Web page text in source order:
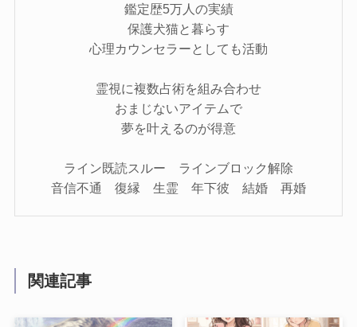
鑑定歴5万人の実績
保護犬猫と暮らす
心理カウンセラーとしても活動
霊視に複数占術を組み合わせ
おまじないアイテムで
夢を叶えるのが得意
ライン既読スルー ラインブロック解除
音信不通 復縁 生霊 年下彼 結婚 再婚
関連記事